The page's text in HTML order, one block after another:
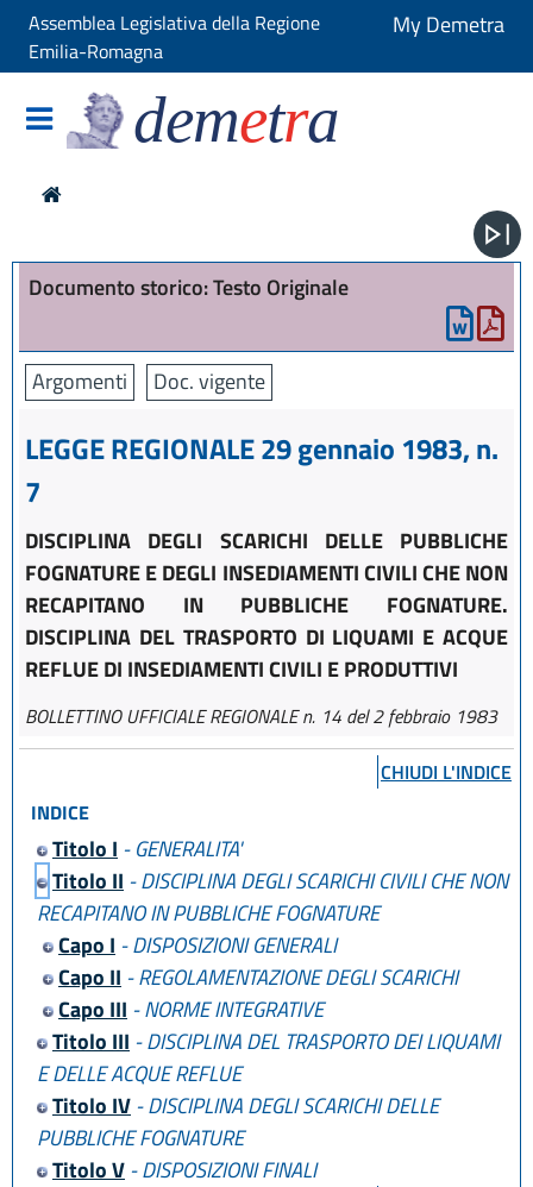
Assemblea Legislativa della Regione
Emilia-Romagna
My Demetra
demetra
Documento storico: Testo Originale
Argomenti Doc. vigente
LEGGE REGIONALE 29 gennaio 1983, n.
7
DISCIPLINA DEGLI SCARICHI DELLE PUBBLICHE
FOGNATURE E DEGLI INSEDIAMENTI CIVILI CHE NON
RECAPITANO IN PUBBLICHE FOGNATURE.
DISCIPLINA DEL TRASPORTO DI LIQUAMI E ACQUE
REFLUE DI INSEDIAMENTI CIVILI E PRODUTTIVI
BOLLETTINO UFFICIALE REGIONALE n. 14 del 2 febbraio 1983
CHIUDI L'INDICE
INDICE
Titolo I - GENERALITA'
Titolo II - DISCIPLINA DEGLI SCARICHI CIVILI CHE NON
RECAPITANO IN PUBBLICHE FOGNATURE
Capo I - DISPOSIZIONI GENERALI
Capo II - REGOLAMENTAZIONE DEGLI SCARICHI
Capo III - NORME INTEGRATIVE
Titolo III - DISCIPLINA DEL TRASPORTO DEI LIQUAMI
E DELLE ACQUE REFLUE
Titolo IV- DISCIPLINA DEGLI SCARICHI DELLE
PUBBLICHE FOGNATURE
Titolo V- DISPOSIZIONI FINALI